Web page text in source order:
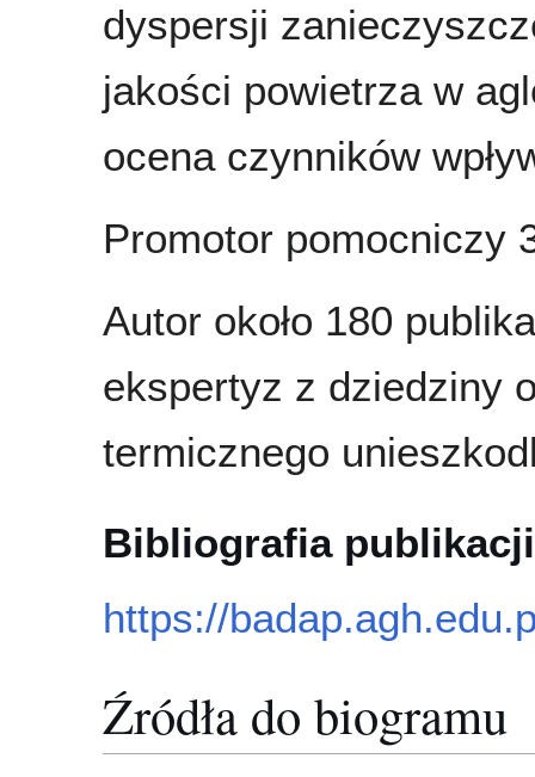
dyspersji
jakości powietrza w
ocena czynników
Promotor pomocniczy
Autor około 180
ekspertyz z dziedziny
termicznego
Bibliografia publikacji
https://
Źródła do biogramu